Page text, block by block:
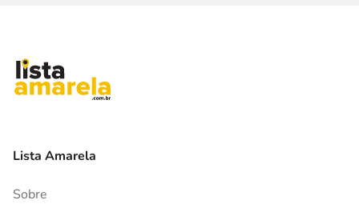
Lista Amarela
Sobre